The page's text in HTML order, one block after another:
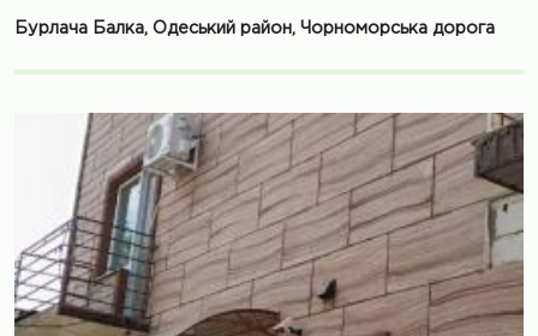
Бурлача Балка, Одеський район, Чорноморська дорога